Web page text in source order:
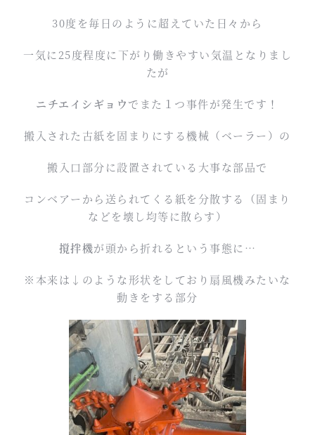
30度を毎日のように超えていた日々から
一気に25度程度に下がり働きやすい気温となりまし
たが
ニチエイシギョウでまた１つ事件が発生です！
搬入された古紙を固まりにする機械（ベーラー）の
搬入口部分に設置されている大事な部品で
コンベアーから送られてくる紙を分散する（固まり
などを壊し均等に散らす）
撹拌機が頭から折れるという事態に…
※本来は↓のような形状をしており扇風機みたいな
動きをする部分